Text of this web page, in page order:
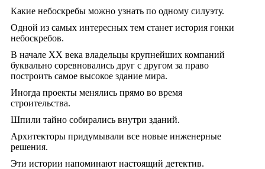
Какие небоскребы можно узнать по одному силуэту.
Одной из самых интересных тем станет история гонки
небоскребов.
В начале XX века владельцы крупнейших компаний
буквально соревновались друг с другом за право
построить самое высокое здание мира.
Иногда проекты менялись прямо во время
строительства.
Шпили тайно собирались внутри зданий.
Архитекторы придумывали все новые инженерные
решения.
Эти истории напоминают настоящий детектив.